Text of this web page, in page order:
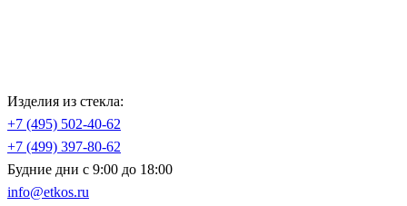
Изделия из стекла:
+7 (495) 502-40-62
+7 (499) 397-80-62
Будние дни с 9:00 до 18:00
info@etkos.ru